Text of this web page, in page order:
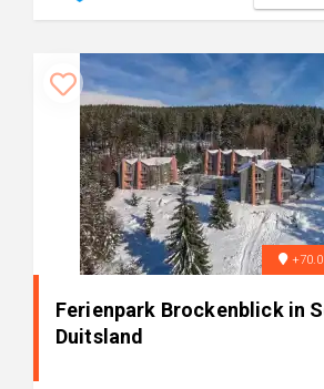
Ferienpark Brockenblick in
Duitsland